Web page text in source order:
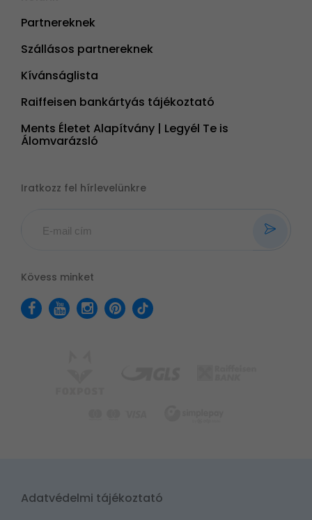
Partnereknek
Szállásos partnereknek
Kívánságlista
Raiffeisen bankártyás tájékoztató
Ments Életet Alapítvány | Legyél Te is
Álomvarázsló
Iratkozz fel hírlevelünkre
Kövess minket
Adatvédelmi tájékoztató